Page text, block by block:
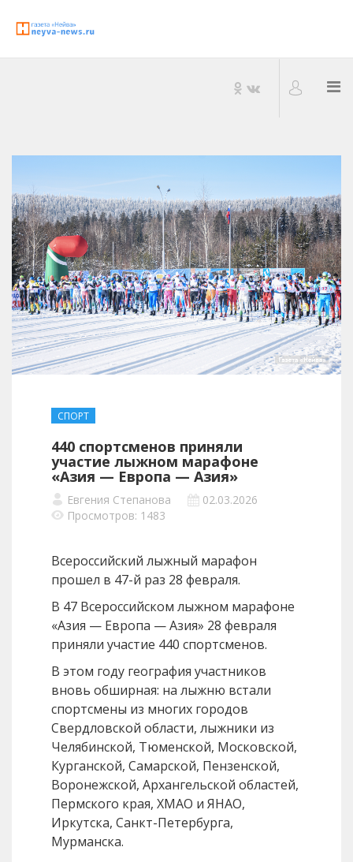
СПОРТ
440 спортсменов приняли
участие лыжном марафоне
«Азия — Европа — Азия»
Евгения Степанова
02.03.2026
Просмотров: 1483
Всероссийский лыжный марафон
прошел в 47-й раз 28 февраля.
В 47 Всероссийском лыжном марафоне
«Азия — Европа — Азия» 28 февраля
приняли участие 440 спортсменов.
В этом году география участников
вновь обширная: на лыжню встали
спортсмены из многих городов
Свердловской области, лыжники из
Челябинской, Тюменской, Московской,
Курганской, Самарской, Пензенской,
Воронежской, Архангельской областей,
Пермского края, ХМАО и ЯНАО,
Иркутска, Санкт-Петербурга,
Мурманска.